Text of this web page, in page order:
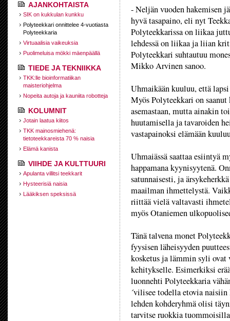
AJANKOHTAISTA
SIK on kukkulan kunkku
Polyteekkari onnittelee 4-vuotiasta
Polyteekkaria
Virtuaalisia vaikeuksia
Puolimeluisa mökki mäenpäällä
TIEDE JA TEKNIIKKA
TKK:lle bioinformatiikan
maisteriohjelma
Nopeita autoja ja kauniita robotteja
KOLUMNIT
Jotain laatua kiitos
TKK mainosmiehenä:
tietoteekkareista 70 % naisia
Elämä kanista
VIIHDE JA KULTTUURI
Apulanta villitsi teekkarit
Hysteerisiä naisia
Lääkiksen speksissä
- Neljän vuoden hakemisen
hyvä tasapaino, eli nyt
Polyteekkarissa on liikaa
lehdessä on liikaa ja liian
Polyteekkari suhtautuu
Mikko Arvinen sanoo.
Uhmaikään kuuluu, että
Myös Polyteekkari on
asemastaan, mutta ainakin
huutamisella ja tavaroiden
vastapainoksi elämään
Uhmaiässä saattaa esiintyä
happamana kyynisyytenä.
satunnaisesti, ja
maailman ihmettelystä.
riittää vielä valtavasti
myös Otaniemen
Tänä talvena monet
fyysisen läheisyyden
kosketus ja lämmin syli
kehitykselle. Esimerkiksi
luonnehti Polyteekkaria
´vilisee todella etovia
lehden kohderyhmä olisi
tarvitse ruokkia